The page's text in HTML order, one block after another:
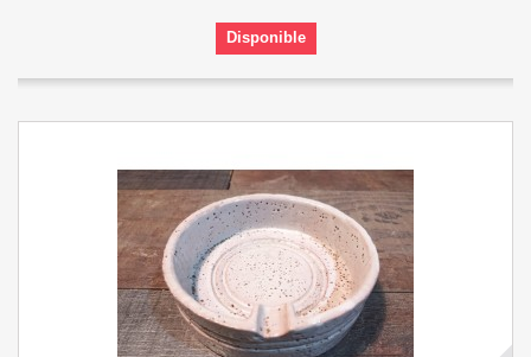
Disponible